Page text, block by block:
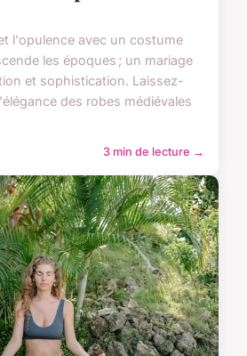
l'opulence avec un costume
les époques ; un mariage
et sophistication. Laissez-
des robes médiévales
3 min de lecture →